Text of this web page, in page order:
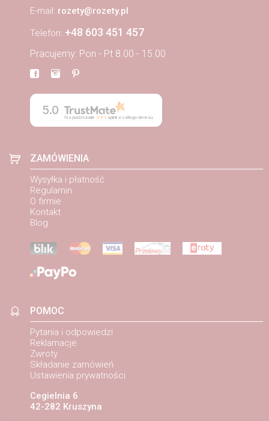
E-mail: rozety@rozety.pl
Telefon: +48 603 451 457
Pracujemy: Pon - Pt 8.00 - 15.00
5.0
Na podstawie 884opinii z całego okresu
ZAMÓWIENIA
Wysyłka i płatność
Regulamin
O firmie
Kontakt
Blog
POMOC
Pytania i odpowiedzi
Reklamacje
Zwroty
Składanie zamówień
Ustawienia prywatności
Cegielnia 6
42-282 Kruszyna